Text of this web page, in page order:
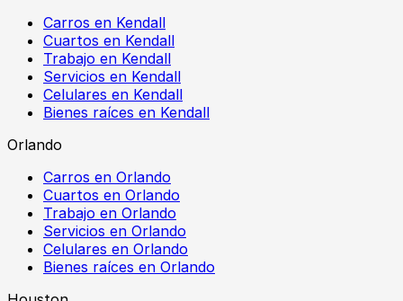
Carros en Kendall
Cuartos en Kendall
Trabajo en Kendall
Servicios en Kendall
Celulares en Kendall
Bienes raíces en Kendall
Orlando
Carros en Orlando
Cuartos en Orlando
Trabajo en Orlando
Servicios en Orlando
Celulares en Orlando
Bienes raíces en Orlando